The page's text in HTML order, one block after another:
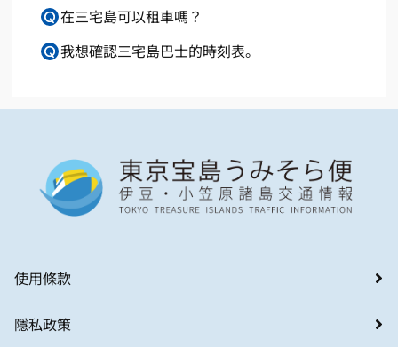
在三宅島可以租車嗎？
我想確認三宅島巴士的時刻表。
使用條款
隱私政策